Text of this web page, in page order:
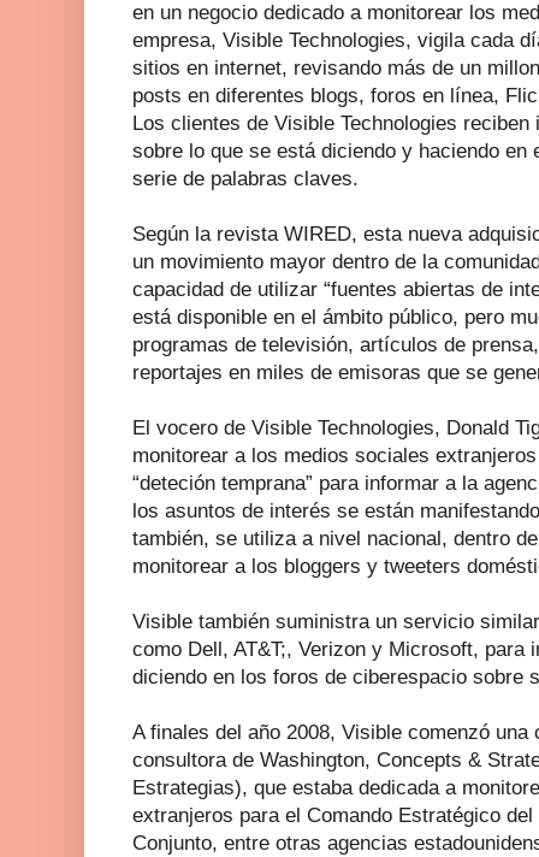
en un negocio dedicado a monitorear los
empresa, Visible Technologies, vigila cada
sitios en internet, revisando más de un
posts en diferentes blogs, foros en línea,
Los clientes de Visible Technologies
sobre lo que se está diciendo y haciendo en
serie de palabras claves.
Según la revista WIRED, esta nueva
un movimiento mayor dentro de la
capacidad de utilizar “fuentes abiertas de
está disponible en el ámbito público, pero
programas de televisión, artículos de
reportajes en miles de emisoras que se
El vocero de Visible Technologies, Donald
monitorear a los medios sociales
“deteción temprana” para informar a la
los asuntos de interés se están
también, se utiliza a nivel nacional, dentro
monitorear a los bloggers y tweeters
Visible también suministra un servicio
como Dell, AT&T;, Verizon y Microsoft, para
diciendo en los foros de ciberespacio sobre
A finales del año 2008, Visible comenzó
consultora de Washington, Concepts &
Estrategias), que estaba dedicada a
extranjeros para el Comando Estratégico
Conjunto, entre otras agencias